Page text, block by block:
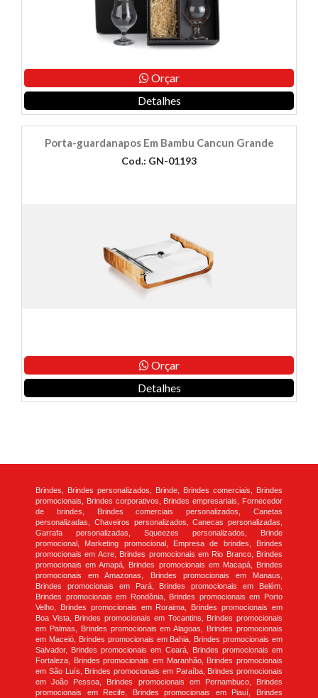
Orçar
Detalhes
Porta-guardanapos Em Bambu Cancun Grande
Cod.: GN-01193
Orçar
Detalhes
Brindes, Brindes personalizados, Brinde, Brindes comerciais, Brindes
promocionais, Brindes corporativos, Brindes empresariais, Fornecedor
de brindes, Brindes comerciais personalizados, Canetas
personalizadas, Chaveiros personalizados, Canecas personalizadas,
Garrafa personalizadas, Squeezes personalizados, Brinde
promocional, Marketing promocional, Empresa de brindes, Brindes
promocionais em Acre, Brindes promocionais em Rio Branco, Brindes
promocionais em Amapá, Brindes promocionais em Macapá, Brindes
promocionais em Amazonas, Brindes promocionais em Manaus,
Brindes promocionais em Pará, Brindes promocionais em Belém,
Brindes promocionais em Rondônia, Brindes promocionais em Porto
Velho, Brindes promocionais em Roraima, Brindes promocionais em
Boa Vista, Brindes promocionais em Tocantins, Brindes promocionais
em Palmas, Brindes promocionais em Alagoas, Brindes promocionais
em Maceió, Brindes promocionais em Bahia, Brindes promocionais em
Salvador, Brindes promocionais em Ceará, Brindes promocionais em
Fortaleza, Brindes promocionais em Maranhão, Brindes promocionais
em São Luís, Brindes promocionais em Paraíba, Brindes promocionais
em João Pessoa, Brindes promocionais em Pernambuco, Brindes
promocionais em Recife, Brindes promocionais em Piauí, Brindes